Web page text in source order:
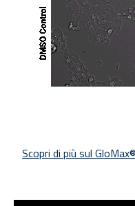
Scopri di più sul GloMax